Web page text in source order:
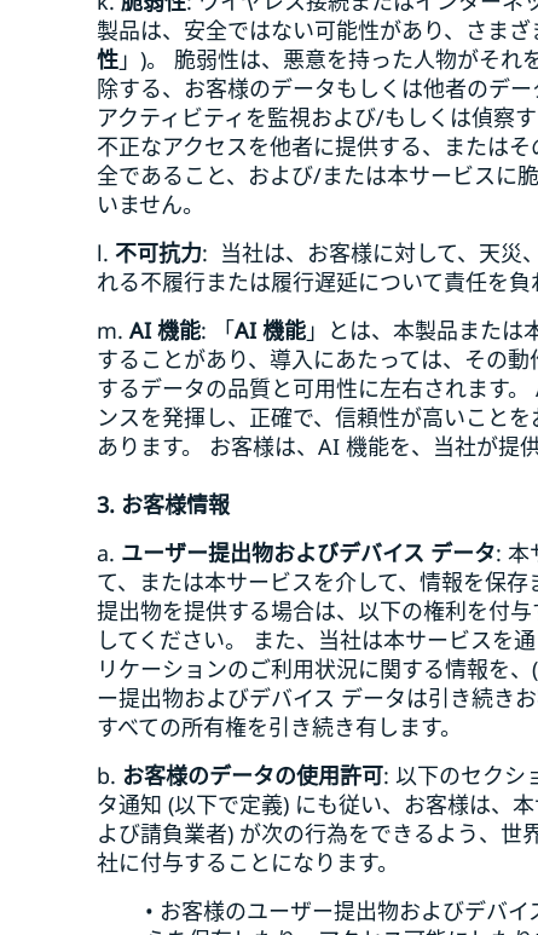
製品は、安全ではない可能性があり、さま
性 」)。 脆弱性は、悪意を持った人物がそ
除する、お客様のデータもしくは他者のデ
アクティビティを監視および/もしくは偵察
不正なアクセスを他者に提供する、または
全であること、および/または本サービスに
いません。
l. 不可抗力: 当社は、お客様に対して、天災
れる不履行または履行遅延について責任を負
m. AI 機能: 「AI 機能 」とは、本製品また
することがあり、導入にあたっては、その
するデータの品質と可用性に左右されます
ンスを発揮し、正確で、信頼性が高いこと
あります。 お客様は、AI 機能を、当社が提
3. お客様情報
a. ユーザー提出物およびデバイス データ: 本
て、または本サービスを介して、情報を保
提出物を提供する場合は、以下の権利を付
してください。 また、当社は本サービスを
リケーションのご利用状況に関する情報を
ー提出物およびデバイス データは引き続き
すべての所有権を引き続き有します。
b. お客様のデータの使用許可: 以下のセクシ
タ通知 (以下で定義) にも従い、お客様は、
よび請負業者) が次の行為をできるよう、世
社に付与することになります。
• お客様のユーザー提出物およびデバ